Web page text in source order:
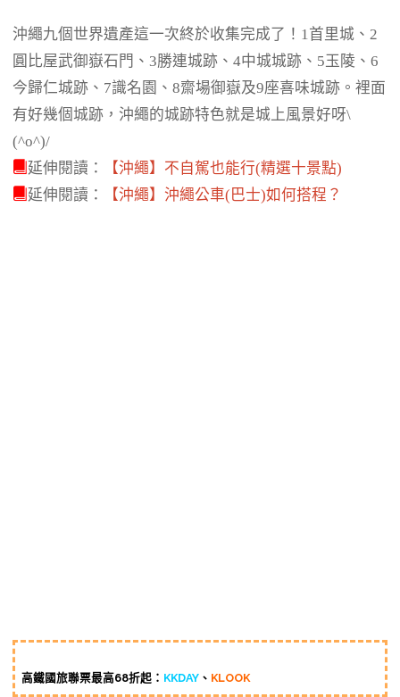
沖繩九個世界遺產這一次終於收集完成了！1首里城、2
圓比屋武御嶽石門、3勝連城跡、4中城城跡、5玉陵、6
今歸仁城跡、7識名園、8齋場御嶽及9座喜味城跡。裡面
有好幾個城跡，沖繩的城跡特色就是城上風景好呀\
(^o^)/
延伸閱讀：
【沖繩】不自駕也能行(精選十景點)
延伸閱讀：
【沖繩】沖繩公車(巴士)如何搭程？
高鐵國旅聯票最高68折起： KKDAY 、 KLOOK